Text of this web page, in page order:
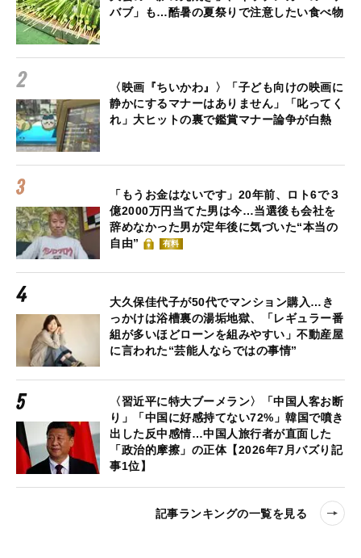
バブ」も…酷暑の夏祭りで注意したい食べ物
〈映画『ちいかわ』〉「子ども向けの映画に
静かにするマナーはありません」「叱ってく
れ」大ヒットの裏で鑑賞マナー論争が白熱
「もうお金はないです」20年前、ロト6で３
億2000万円当てた男は今…当選後も会社を
辞めなかった男が定年後に気づいた“本当の
自由”
有料
大久保佳代子が50代でマンション購入…き
っかけは浴槽裏の湯垢地獄、「レギュラー番
組が多いほどローンを組みやすい」不動産屋
に言われた“芸能人ならではの事情”
〈習近平に特大ブーメラン〉「中国人客お断
り」「中国に好感持てない72%」韓国で噴き
出した反中感情…中国人旅行者が直面した
「政治的摩擦」の正体【2026年7月バズり記
事1位】
記事ランキングの一覧を見る